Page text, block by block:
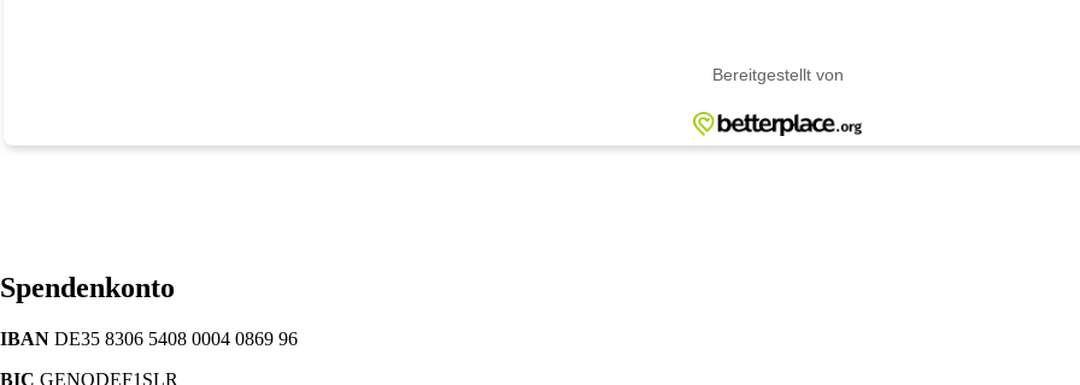
Spendenkonto
IBAN DE35 8306 5408 0004 0869 96
BIC GENODEF1SLR